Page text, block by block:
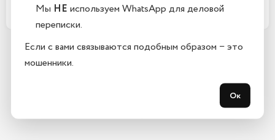
Какой срок гарантии?
Мы НЕ используем WhatsApp для деловой
переписки.
Если с вами связываются подобным образом − это
мошенники.
Ок